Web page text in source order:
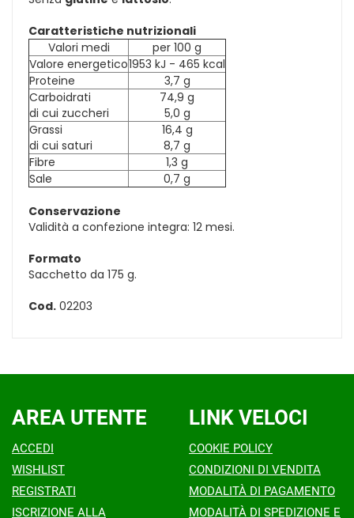
Caratteristiche nutrizionali
Valori medi
per 100 g
Valore energetico1953 kJ - 465 kcal
Proteine
3,7 g
Carboidrati
di cui zuccheri
74,9 g
5,0 g
Grassi
di cui saturi
16,4 g
8,7 g
Fibre
1,3 g
Sale
0,7 g
Conservazione
Validità a confezione integra: 12 mesi.
Formato
Sacchetto da 175 g.
Cod. 02203
AREA UTENTE
ACCEDI
WISHLIST
REGISTRATI
ISCRIZIONE ALLA
LINK VELOCI
COOKIE POLICY
CONDIZIONI DI VENDITA
MODALITÀ DI PAGAMENTO
MODALITÀ DI SPEDIZIONE E